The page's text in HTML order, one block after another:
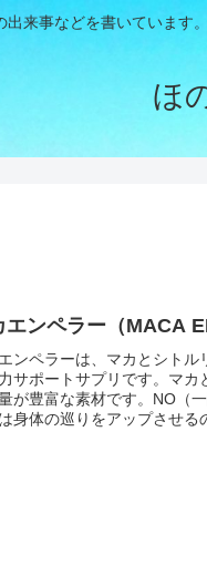
出来事などを書いていま
ほ
エンペラー（MACA
ンペラーは、マカとシト
サポートサプリです。マ
が豊富な素材です。NO（
身体の巡りをアップさせる